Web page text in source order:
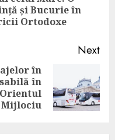
și Bucurie în
Ortodoxe
Next
în
în
Mijlociu